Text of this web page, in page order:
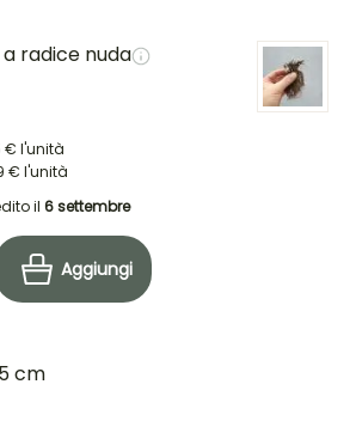
radice nuda
€ l'unità
€ l'unità
il 6 settembre
Aggiungi
cm